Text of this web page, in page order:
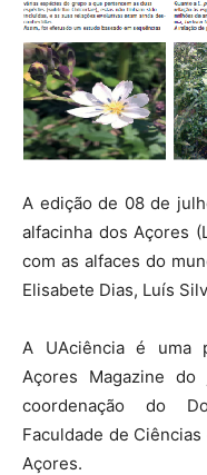
A edição de 08 de
alfacinha dos Açores
com as alfaces do
Elisabete Dias, Luís
A UAciência é uma
Açores Magazine
coordenação do
Faculdade de
Açores.